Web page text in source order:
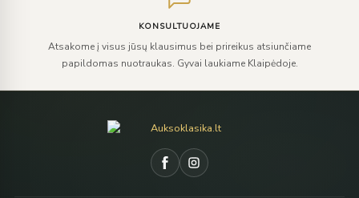
KONSULTUOJAME
Atsakome į visus jūsų klausimus bei prireikus atsiunčiame
papildomas nuotraukas. Gyvai laukiame Klaipėdoje.